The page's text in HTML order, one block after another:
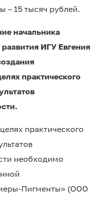
– 15 тысяч рублей.
начальника
ИГУ Евгения
практического
практического
необходимо
Пигменты» (ООО